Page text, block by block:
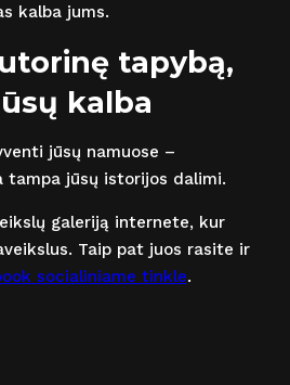
kalba jums.
tapybą,
kalba
jūsų namuose –
tampa jūsų istorijos dalimi.
galeriją internete, kur
Taip pat juos rasite ir
socialiniame tinkle.